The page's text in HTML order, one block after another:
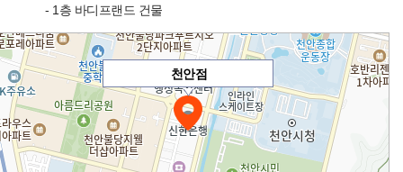
- 1층 바디프랜드 건물
천안점